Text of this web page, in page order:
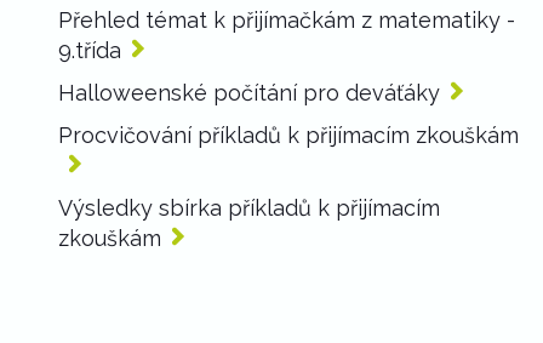
Přehled témat k přijímačkám z matematiky -
9.třída
Halloweenské počítání pro deváťáky
Procvičování příkladů k přijímacím zkouškám
Výsledky sbírka příkladů k přijímacím
zkouškám